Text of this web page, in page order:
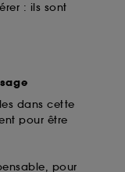
: ils sont
dans cette
pour être
pour